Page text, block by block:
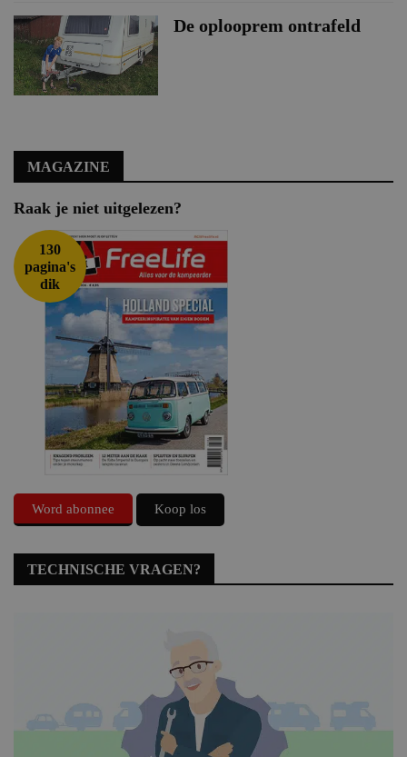
De oplooprem ontrafeld
MAGAZINE
Raak je niet uitgelezen?
130
pagina's
dik
Word abonnee Koop los
TECHNISCHE VRAGEN?